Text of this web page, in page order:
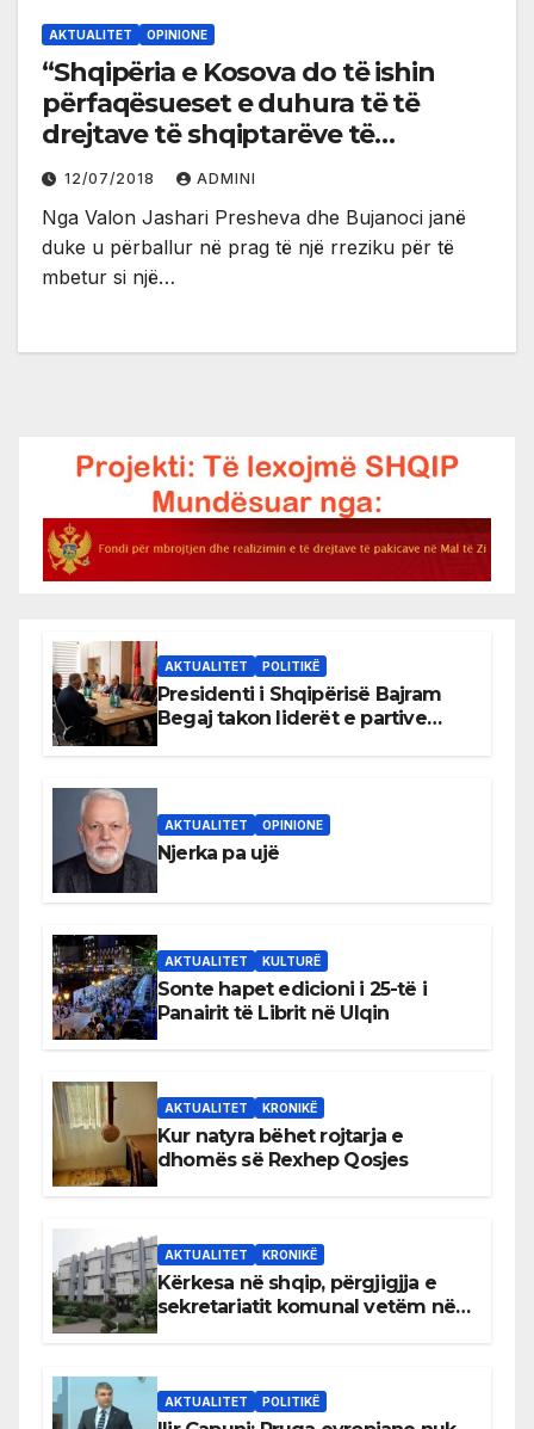
AKTUALITET OPINIONE
“Shqipëria e Kosova do të ishin
përfaqësueset e duhura të të
drejtave të shqiptarëve të
Preshevës, Bujanocit dhe
Medvegjës”
12/07/2018 ADMINI
Nga Valon Jashari Presheva dhe Bujanoci janë
duke u përballur në prag të një rreziku për të
mbetur si një…
AKTUALITET POLITIKË
Presidenti i Shqipërisë Bajram
Begaj takon liderët e partive
AKTUALITET OPINIONE
Njerka pa ujë
AKTUALITET KULTURË
Sonte hapet edicioni i 25-të i
Panairit të Librit në Ulqin
AKTUALITET KRONIKË
Kur natyra bëhet rojtarja e
dhomës së Rexhep Qosjes
AKTUALITET KRONIKË
Kërkesa në shqip, përgjigjja e
sekretariatit komunal vetëm në
AKTUALITET POLITIKË